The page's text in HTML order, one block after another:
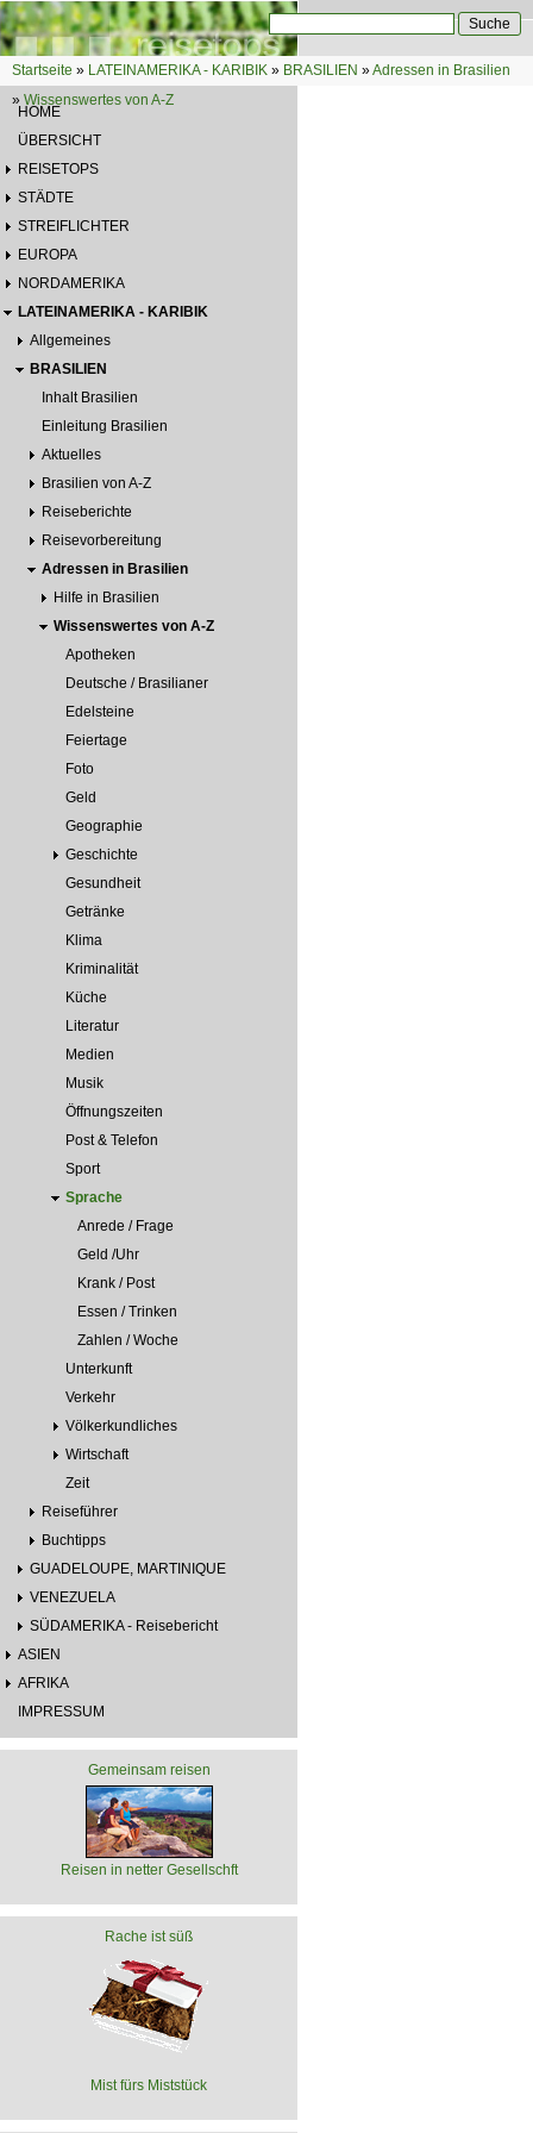
Direkt zum Inhalt
Suchformular
Sie sind hier
Startseite » LATEINAMERIKA - KARIBIK » BRASILIEN »Adressen in Brasilien
» Wissenswertes von A-Z
HOME
ÜBERSICHT
REISETOPS
STÄDTE
STREIFLICHTER
EUROPA
NORDAMERIKA
LATEINAMERIKA - KARIBIK
Allgemeines
BRASILIEN
Inhalt Brasilien
Einleitung Brasilien
Aktuelles
Brasilien von A-Z
Reiseberichte
Reisevorbereitung
Adressen in Brasilien
Hilfe in Brasilien
Wissenswertes von A-Z
Apotheken
Deutsche / Brasilianer
Edelsteine
Feiertage
Foto
Geld
Geographie
Geschichte
Gesundheit
Getränke
Klima
Kriminalität
Küche
Literatur
Medien
Musik
Öffnungszeiten
Post & Telefon
Sport
Sprache
Anrede / Frage
Geld /Uhr
Krank / Post
Essen / Trinken
Zahlen / Woche
Unterkunft
Verkehr
Völkerkundliches
Wirtschaft
Zeit
Reiseführer
Buchtipps
GUADELOUPE, MARTINIQUE
VENEZUELA
SÜDAMERIKA - Reisebericht
ASIEN
AFRIKA
IMPRESSUM
Gemeinsam reisen
Reisen in netter Gesellschft
Rache ist süß
Mist fürs Miststück